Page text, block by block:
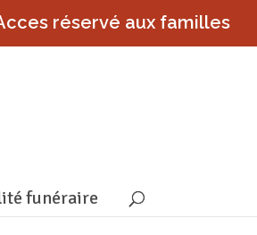
réservé aux familles
funéraire